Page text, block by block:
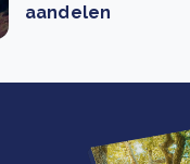
aandelen